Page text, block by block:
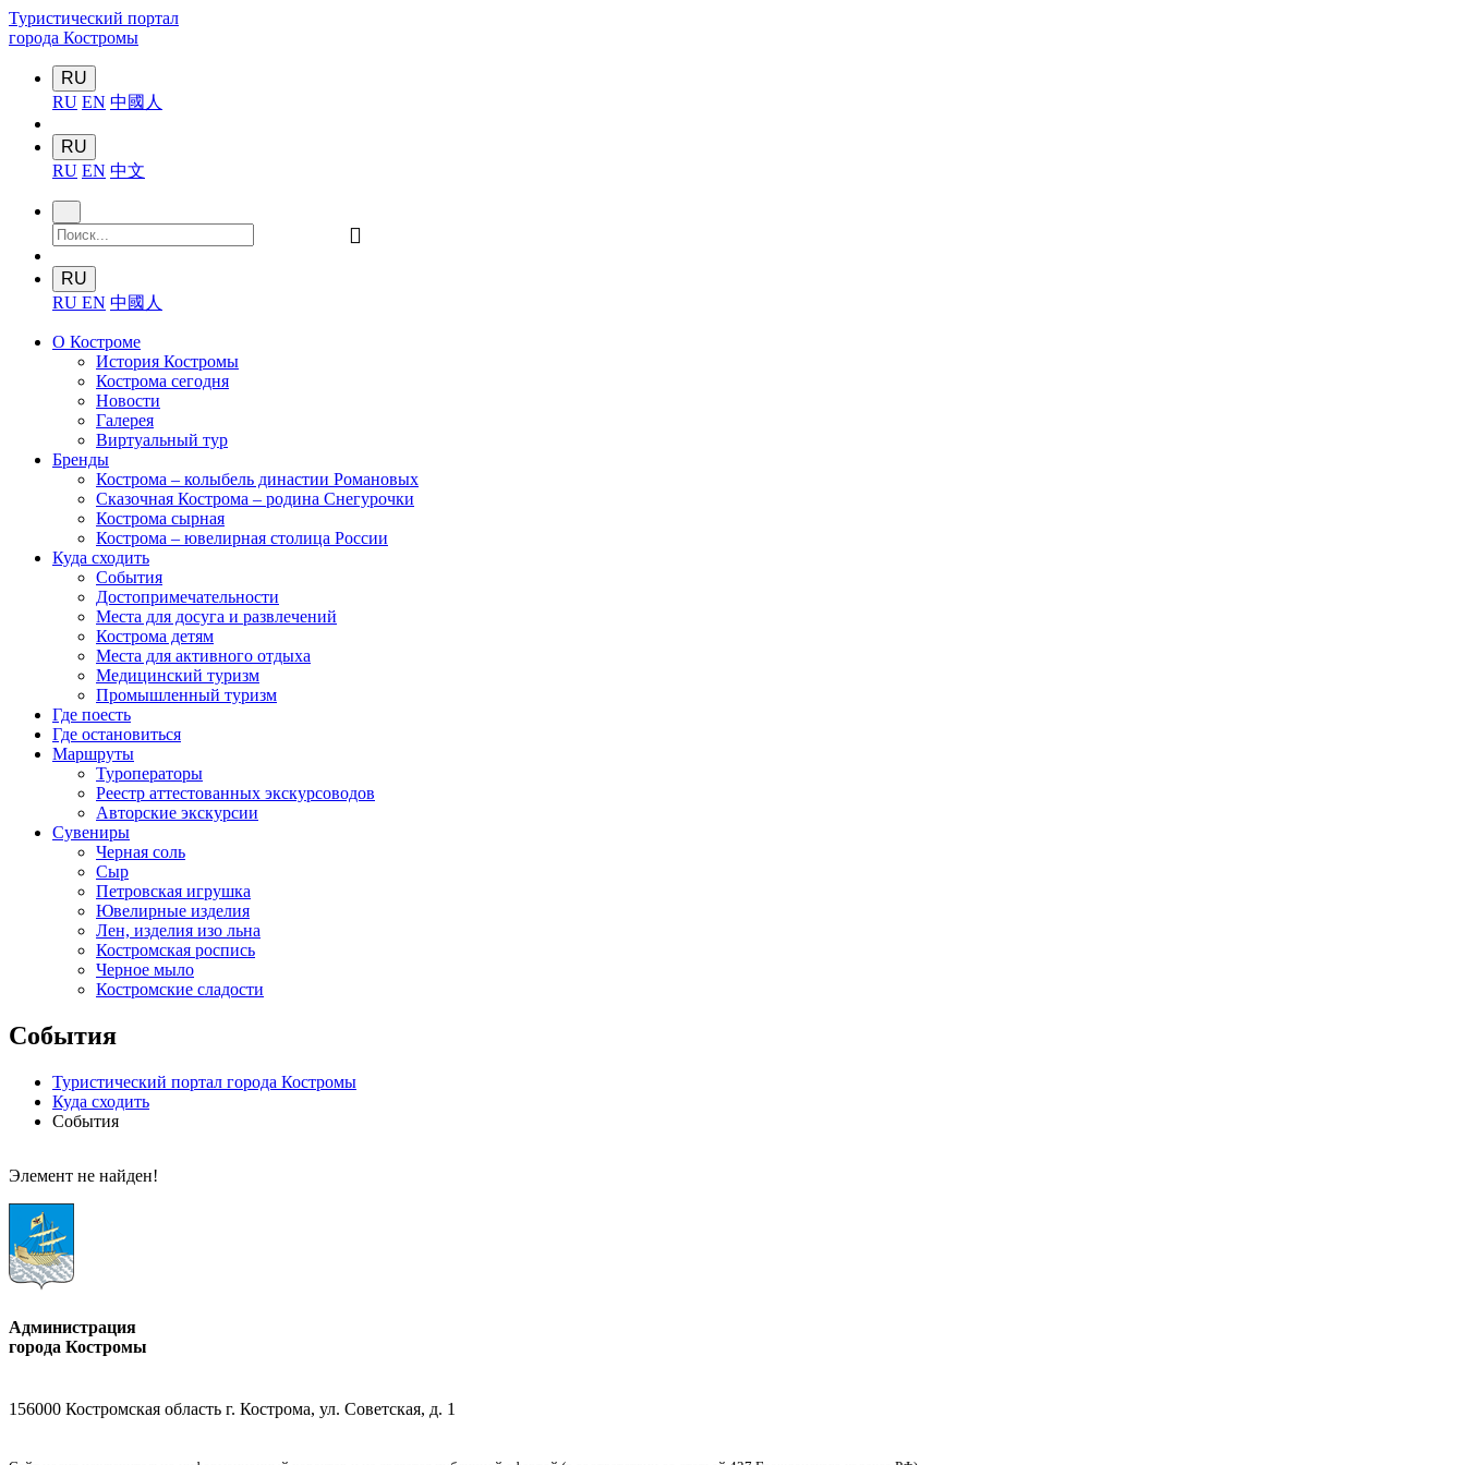
Туристический портал
города Костромы
RU
RU EN 中國人
RU
RU EN 中文
󰍉
RU
RU EN 中國人
О Костроме
История Костромы
Кострома сегодня
Новости
Галерея
Виртуальный тур
Бренды
Кострома – колыбель династии Романовых
Сказочная Кострома – родина Снегурочки
Кострома сырная
Кострома – ювелирная столица России
Куда сходить
События
Достопримечательности
Места для досуга и развлечений
Кострома детям
Места для активного отдыха
Медицинский туризм
Промышленный туризм
Где поесть
Где остановиться
Маршруты
Туроператоры
Реестр аттестованных экскурсоводов
Авторские экскурсии
Сувениры
Черная соль
Сыр
Петровская игрушка
Ювелирные изделия
Лен, изделия изо льна
Костромская роспись
Черное мыло
Костромские сладости
События
Туристический портал города Костромы
Куда сходить
События
Элемент не найден!
Администрация
города Костромы
156000 Костромская область г. Кострома, ул. Советская, д. 1